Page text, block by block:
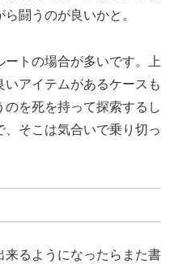
闘うのが良いかと。
トの場合が多いです。上
アイテムがあるケースも
を死を持って探索するし
そこは気合いで乗り切っ
るようになったらまた書